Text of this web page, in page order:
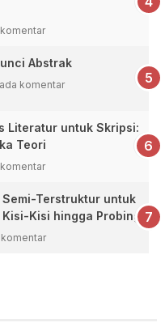
Abstrak
komentar
Literatur untuk Skripsi:
Teori
Semi-Terstruktur untuk
Kisi hingga Probing